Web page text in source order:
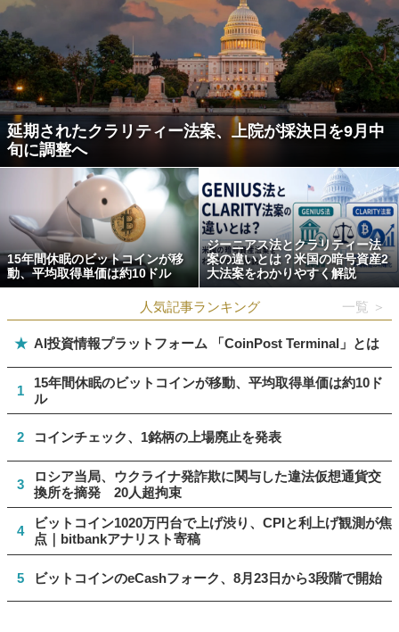
延期されたクラリティー法案、上院が採決日を9月中
旬に調整へ
15年間休眠のビットコインが移
動、平均取得単価は約10ドル
ジーニアス法とクラリティー法
案の違いとは？米国の暗号資産2
大法案をわかりやすく解説
人気記事ランキング 一覧 ＞
★ AI投資情報プラットフォーム 「CoinPost Terminal」とは
1
15年間休眠のビットコインが移動、平均取得単価は約10ド
ル
2 コインチェック、1銘柄の上場廃止を発表
3
ロシア当局、ウクライナ発詐欺に関与した違法仮想通貨交
換所を摘発 20人超拘束
4
ビットコイン1020万円台で上げ渋り、CPIと利上げ観測が焦
点｜bitbankアナリスト寄稿
5 ビットコインのeCashフォーク、8月23日から3段階で開始